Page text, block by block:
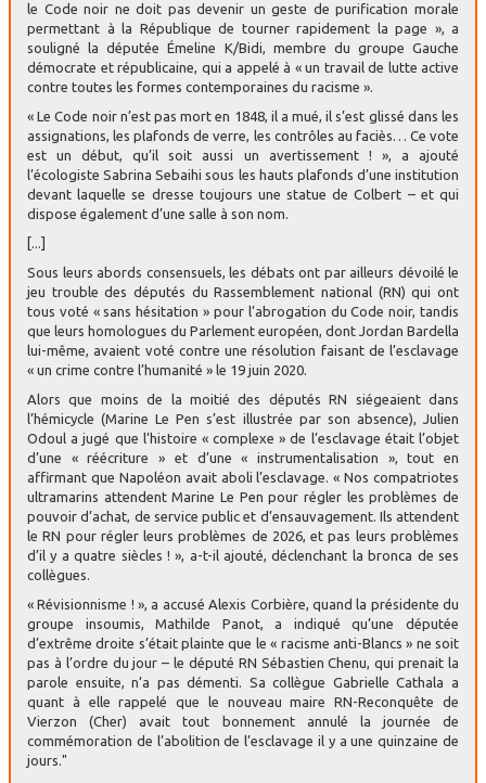
le Code noir ne doit pas devenir un geste de purification morale
permettant à la République de tourner rapidement la page », a
souligné la députée Émeline K/Bidi, membre du groupe Gauche
démocrate et républicaine, qui a appelé à « un travail de lutte active
contre toutes les formes contemporaines du racisme ».
« Le Code noir n’est pas mort en 1848, il a mué, il s’est glissé dans les
assignations, les plafonds de verre, les contrôles au faciès… Ce vote
est un début, qu’il soit aussi un avertissement ! », a ajouté
l’écologiste Sabrina Sebaihi sous les hauts plafonds d’une institution
devant laquelle se dresse toujours une statue de Colbert – et qui
dispose également d’une salle à son nom.
[...]
Sous leurs abords consensuels, les débats ont par ailleurs dévoilé le
jeu trouble des députés du Rassemblement national (RN) qui ont
tous voté « sans hésitation » pour l’abrogation du Code noir, tandis
que leurs homologues du Parlement européen, dont Jordan Bardella
lui-même, avaient voté contre une résolution faisant de l’esclavage
« un crime contre l’humanité » le 19 juin 2020.
Alors que moins de la moitié des députés RN siégeaient dans
l’hémicycle (Marine Le Pen s’est illustrée par son absence), Julien
Odoul a jugé que l’histoire « complexe » de l’esclavage était l’objet
d’une « réécriture » et d’une « instrumentalisation », tout en
affirmant que Napoléon avait aboli l’esclavage. « Nos compatriotes
ultramarins attendent Marine Le Pen pour régler les problèmes de
pouvoir d’achat, de service public et d’ensauvagement. Ils attendent
le RN pour régler leurs problèmes de 2026, et pas leurs problèmes
d’il y a quatre siècles ! », a-t-il ajouté, déclenchant la bronca de ses
collègues.
« Révisionnisme ! », a accusé Alexis Corbière, quand la présidente du
groupe insoumis, Mathilde Panot, a indiqué qu’une députée
d’extrême droite s’était plainte que le « racisme anti-Blancs » ne soit
pas à l’ordre du jour – le député RN Sébastien Chenu, qui prenait la
parole ensuite, n’a pas démenti. Sa collègue Gabrielle Cathala a
quant à elle rappelé que le nouveau maire RN-Reconquête de
Vierzon (Cher) avait tout bonnement annulé la journée de
commémoration de l’abolition de l’esclavage il y a une quinzaine de
jours."